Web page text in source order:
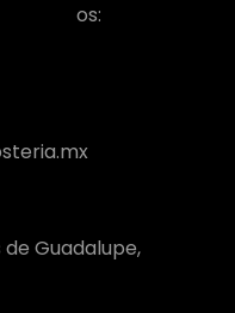
os:
de Guadalupe,